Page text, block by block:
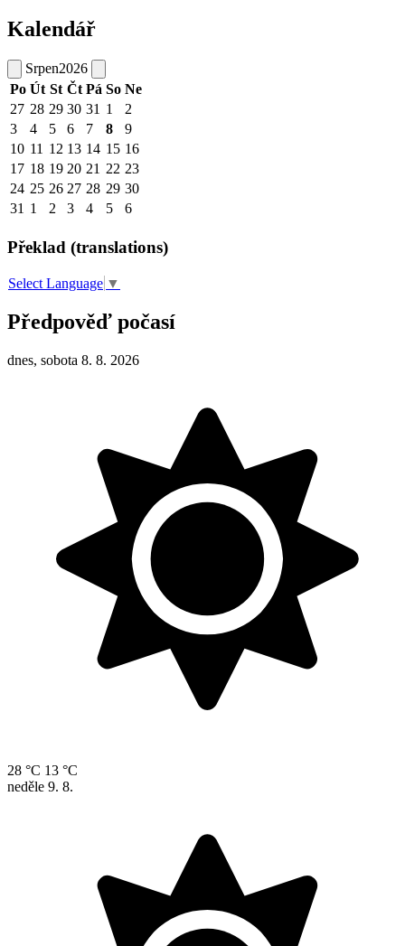
Kalendář
Srpen2026
Po Út St Čt Pá So Ne
27 28 29 30 31 1
2
3
4 5 6 7 8
9
10 11 12 13 14 15 16
17 18 19 20 21 22 23
24 25 26 27 28 29 30
31 1 2 3 4 5 6
Překlad (translations)
Select Language ▼
Předpověď počasí
dnes, sobota 8. 8. 2026
28 °C 13 °C
neděle 9. 8.